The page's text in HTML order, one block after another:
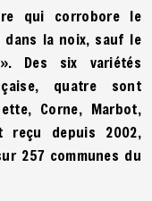
qui corrobore le
dans la noix, sauf le
Des six variétés
quatre sont
Corne, Marbot,
reçu depuis 2002,
257 communes du